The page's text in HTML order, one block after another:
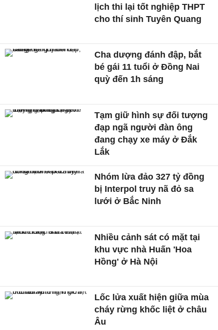
lịch thi lại tốt nghiệp THPT
cho thí sinh Tuyên Quang
Cha dượng đánh đập, bắt
bé gái 11 tuổi ở Đồng Nai
quỳ đến 1h sáng
Tạm giữ hình sự đối tượng
đạp ngã người đàn ông
đang chạy xe máy ở Đắk
Lắk
Nhóm lừa đảo 327 tỷ đồng
bị Interpol truy nã đỏ sa
lưới ở Bắc Ninh
Nhiều cảnh sát có mặt tại
khu vực nhà Huấn 'Hoa
Hồng' ở Hà Nội
Lốc lửa xuất hiện giữa mùa
cháy rừng khốc liệt ở châu
Âu